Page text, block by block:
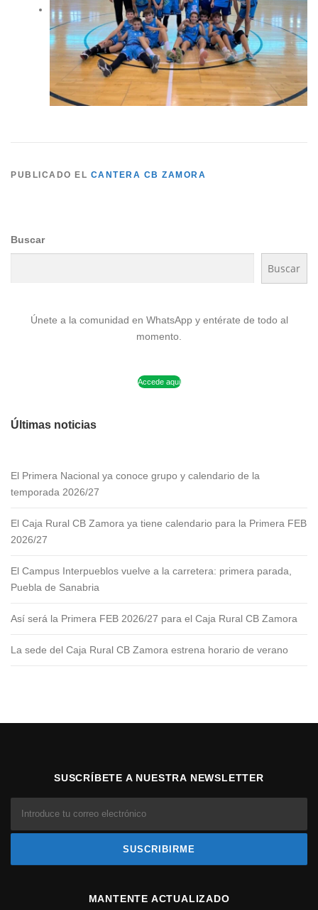
PUBLICADO EL CANTERA CB ZAMORA
Buscar
Buscar
Únete a la comunidad en WhatsApp y entérate de todo al
momento.
Accede aquí
Últimas noticias
El Primera Nacional ya conoce grupo y calendario de la
temporada 2026/27
El Caja Rural CB Zamora ya tiene calendario para la Primera FEB
2026/27
El Campus Interpueblos vuelve a la carretera: primera parada,
Puebla de Sanabria
Así será la Primera FEB 2026/27 para el Caja Rural CB Zamora
La sede del Caja Rural CB Zamora estrena horario de verano
SUSCRÍBETE A NUESTRA NEWSLETTER
MANTENTE ACTUALIZADO